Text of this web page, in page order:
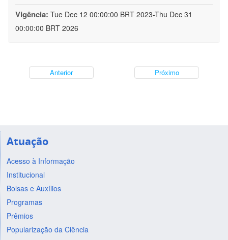
Vigência: Tue Dec 12 00:00:00 BRT 2023-Thu Dec 31
00:00:00 BRT 2026
Anterior Próximo
Atuação
Acesso à Informação
Institucional
Bolsas e Auxílios
Programas
Prêmios
Popularização da Ciência